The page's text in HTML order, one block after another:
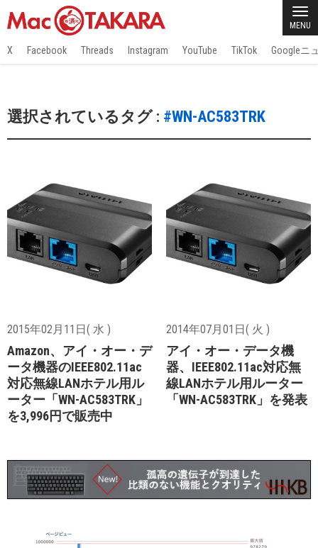
MENU
X Facebook Threads Instagram YouTube TikTok Googleニ
選択されているタグ : #WN-AC583TRK
2015年02月11日( 水 )
Amazon、アイ・オー・デ
ータ機器のIEEE802.11ac
対応無線LANホテル用ル
ーター「WN-AC583TRK」
を3,996円で販売中
2014年07月01日( 火 )
アイ・オー・データ機
器、IEEE802.11ac対応無
線LANホテル用ルーター
「WN-AC583TRK」を発表